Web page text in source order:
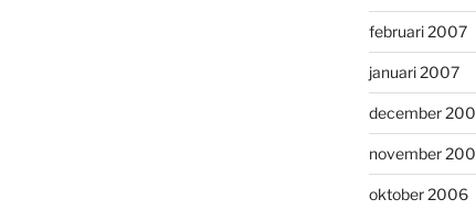
februari 2007
januari 2007
december
november
oktober 2006